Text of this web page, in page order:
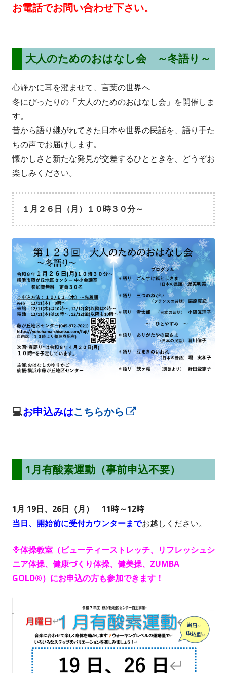
い
ン
ド
ウ
で
き
ま
お電話でお問い合わせ下さい。
大人のためのおはなし会 ～冬語り～
心静かに耳を澄ませて、言葉の世界へ――
冬にぴったりの「大人のためのおはなし会」を開催しま
す。
昔から語り継がれてきた日本や世界の民話を、語り手た
ちの声でお届けします。
懐かしさと新たな発見が交差するひとときを、どうぞお
楽しみください。
１月２６日（月）１０時３０分～
💻お申込みはこちらから
ウ
ィ
ド
ウ
開
き
す
1月有酸素運動（事前申込不要）
1月 19日、26日（月） 11時～12時
当日、開始前に受付カウンターまでお越しください。
※体操教室（ビューティーストレッチ、リフレッシュシ
ニア体操、健康づくり体操、健美操、ZUMBA
GOLD®）にお申込の方も参加できます！